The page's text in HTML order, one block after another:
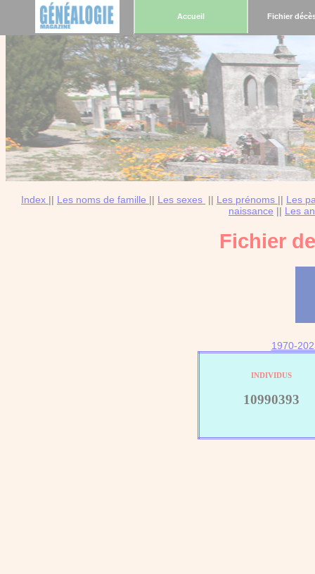
Accueil Fichier
Index || Les noms de famille || Les sexes || Les prénoms || Les
naissance || Les
Fichier
1970-
INDIVIDUS
10990393